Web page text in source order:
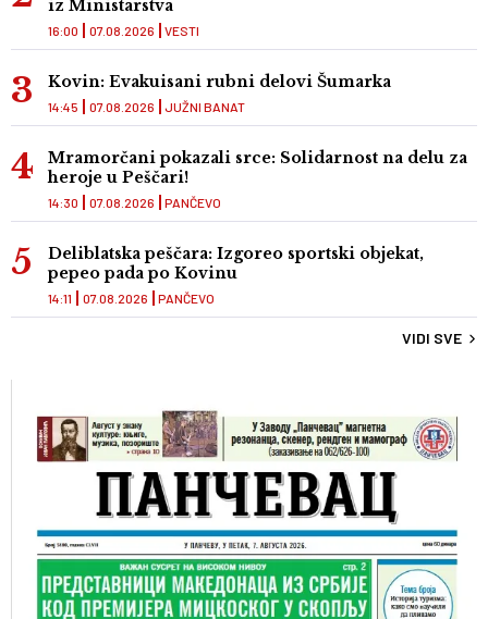
iz Ministarstva
VESTI
16:00 07.08.2026
Kovin: Evakuisani rubni delovi Šumarka
JUŽNI BANAT
14:45 07.08.2026
Mramorčani pokazali srce: Solidarnost na delu za
heroje u Peščari!
PANČEVO
14:30 07.08.2026
Deliblatska peščara: Izgoreo sportski objekat,
pepeo pada po Kovinu
PANČEVO
14:11 07.08.2026
VIDI SVE